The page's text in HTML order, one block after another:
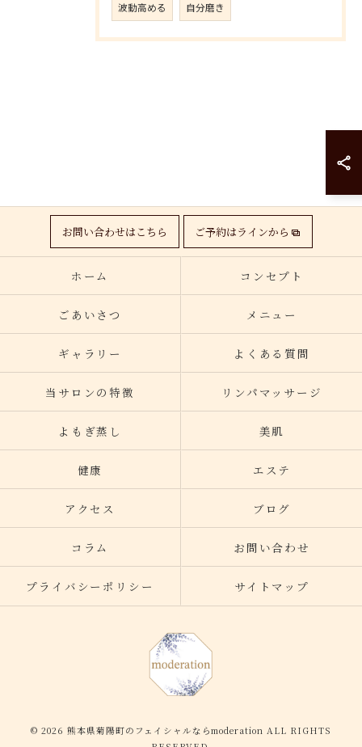
波動高める 自分磨き
お問い合わせはこちら ご予約はラインから
ホーム コンセプト
ごあいさつ メニュー
ギャラリー よくある質問
当サロンの特徴 リンパマッサージ
よもぎ蒸し 美肌
健康 エステ
アクセス ブログ
コラム お問い合わせ
プライバシーポリシー サイトマップ
© 2026 熊本県菊陽町のフェイシャルならmoderation ALL RIGHTS